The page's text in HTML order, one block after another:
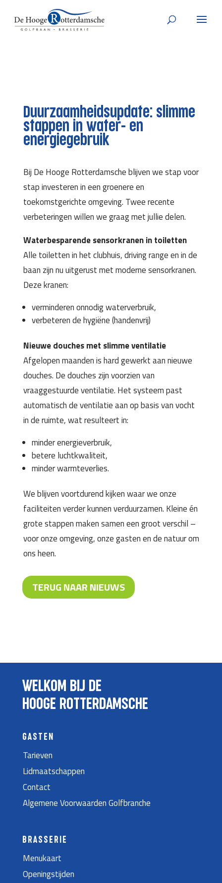
Duurzaamheidsupdate: slimme
stappen in water- en
energiegebruik
Bij De Hooge Rotterdamsche blijven we stap voor
stap investeren in een groenere en
toekomstgerichte omgeving. Twee recente
verbeteringen willen we graag met jullie delen.
Waterbesparende sensorkranen in toiletten
Alle toiletten in het clubhuis, driving range en in de
baan zijn nu uitgerust met moderne sensorkranen.
Deze kranen:
verminderen onnodig waterverbruik,
verbeteren de hygiëne (handenvrij)
Nieuwe douches met slimme ventilatie
Afgelopen maanden is hard gewerkt aan nieuwe
douches. De douches zijn voorzien van
vraaggestuurde ventilatie. Het systeem past
automatisch de ventilatie aan op basis van vocht
in de ruimte, wat resulteert in:
minder energieverbruik,
betere luchtkwaliteit,
minder warmteverlies.
We blijven voortdurend kijken waar we onze
faciliteiten verder kunnen verduurzamen. Kleine én
grote stappen maken samen een groot verschil –
voor onze omgeving, onze gasten en de natuur om
ons heen.
TERUG NAAR NIEUWS
WELKOM BIJ DE
HOOGE ROTTERDAMSCHE
GASTEN
Tarieven
Lidmaatschappen
Contact
Algemene Voorwaarden Golfbranche
BRASSERIE
Menukaart
Openingstijden